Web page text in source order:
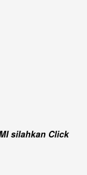
silahkan Click